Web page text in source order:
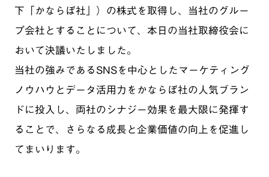
下「かならぼ社」）の株式を取得し、当社のグルー
プ会社とすることについて、本日の当社取締役会に
おいて決議いたしました。
当社の強みであるSNSを中心としたマーケティング
ノウハウとデータ活用力をかならぼ社の人気ブラン
ドに投入し、両社のシナジー効果を最大限に発揮す
ることで、さらなる成長と企業価値の向上を促進し
てまいります。